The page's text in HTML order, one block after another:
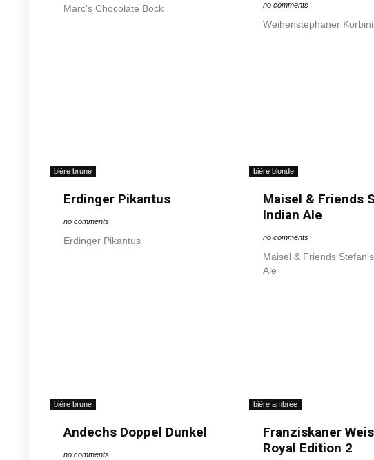
Marc's Chocolate Bock no comments
Weihenstephaner
bière brune
Erdinger Pikantus
no comments
Erdinger Pikantus
bière blonde
Maisel & Friends
Indian Ale
no comments
Maisel & Friends
Ale
bière brune
Andechs Doppel Dunkel
no comments
bière ambrée
Franziskaner
Royal Edition 2